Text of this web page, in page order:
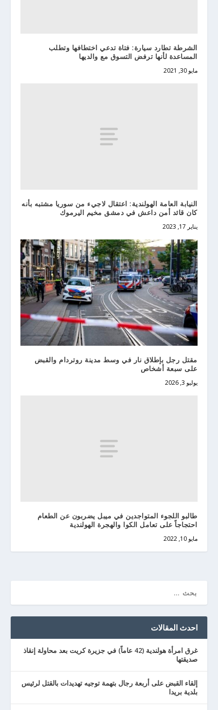
الشرطة تطارد سيارة: فتاة تدعي اختطافها وتطلب
المساعدة لأنها ترفض التسوق مع والديها
مايو 30, 2021
النيابة العامة الهولندية: اعتقال لاجيء من سوريا مشتبه بأنه
كان قائد أمن داعش في دمشق مخيم اليرموك
يناير 17, 2023
مقتل رجل بإطلاق نار في وسط مدينة روتردام والقبض
على سبعة أشخاص
يوليو 3, 2026
طالبو اللجوء المتواجدين في ميبل يضربون عن الطعام
احتجاجاً على تعامل الكوا والهجرة الهولندية
مايو 10, 2022
احدث المقالات
غرق امرأة هولندية (42 عاماً) في جزيرة كريت بعد محاولة إنقاذ
صديقتها
إلقاء القبض على أربعة رجال بتهمة توجيه تهديدات بالقتل لرئيس
بلدية بريدا